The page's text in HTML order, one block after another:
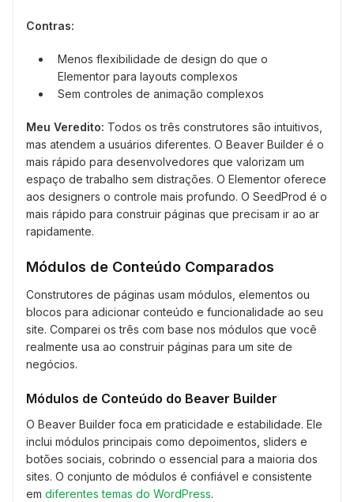
Contras:
Menos flexibilidade de design do que o
Elementor para layouts complexos
Sem controles de animação complexos
Meu Veredito: Todos os três construtores são intuitivos,
mas atendem a usuários diferentes. O Beaver Builder é o
mais rápido para desenvolvedores que valorizam um
espaço de trabalho sem distrações. O Elementor oferece
aos designers o controle mais profundo. O SeedProd é o
mais rápido para construir páginas que precisam ir ao ar
rapidamente.
Módulos de Conteúdo Comparados
Construtores de páginas usam módulos, elementos ou
blocos para adicionar conteúdo e funcionalidade ao seu
site. Comparei os três com base nos módulos que você
realmente usa ao construir páginas para um site de
negócios.
Módulos de Conteúdo do Beaver Builder
O Beaver Builder foca em praticidade e estabilidade. Ele
inclui módulos principais como depoimentos, sliders e
botões sociais, cobrindo o essencial para a maioria dos
sites. O conjunto de módulos é confiável e consistente
em diferentes temas do WordPress.